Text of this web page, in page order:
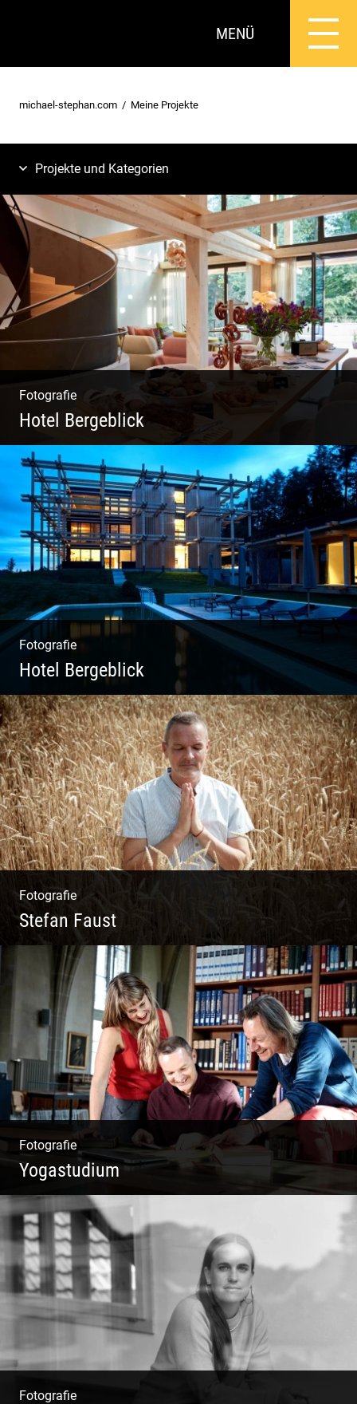
MENÜ
michael-stephan.com Meine Projekte
Projekte und Kategorien
Fotografie
Hotel Bergeblick
Zweites Shooting für das Designhotel in Bad
Tölz
Fotografie
Hotel Bergeblick
Wunderbare Architektur, außergewöhnliches
Design – eine Oase der Ruhe und
Entspannung. Ausgedehnte Fotostrecke
Fotografie
Stefan Faust
Yoga & Meditation
Fotografie
Yogastudium
Philosophie | Asana | Yogapraxis
Fotografie